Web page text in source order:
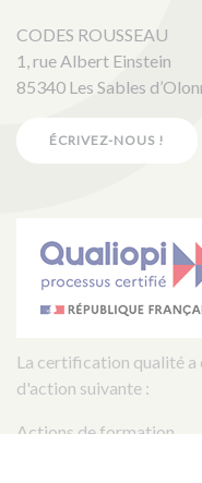
CODES ROUSSEAU
1, rue Albert Einstein
85340 Les Sables
ÉCRIVEZ-NOUS !
La certification qualité
d'action suivante :
Actions de formation